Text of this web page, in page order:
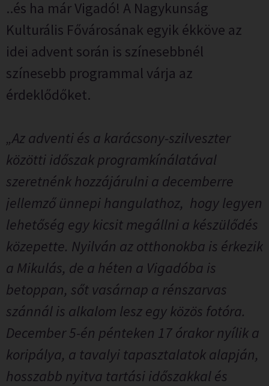
..és ha már Vigadó! A Nagykunság
Kulturális Fővárosának egyik ékköve az
idei advent során is színesebbnél
színesebb programmal várja az
érdeklődőket.
„Az adventi és a karácsony-szilveszter
közötti időszak programkínálatával
szeretnénk hozzájárulni a decemberre
jellemző ünnepi hangulathoz, hogy legyen
lehetőség egy kicsit megállni a készülődés
közepette. Nyilván az otthonokba is érkezik
a Mikulás, de a héten a Vigadóba is
betoppan, sőt vasárnap a rénszarvas
szánnál is alkalom lesz egy közös fotóra.
December 5-én pénteken 17 órakor nyílik a
koripálya, a tavalyi tapasztalatok alapján,
hosszabb nyitva tartási időszakkal és